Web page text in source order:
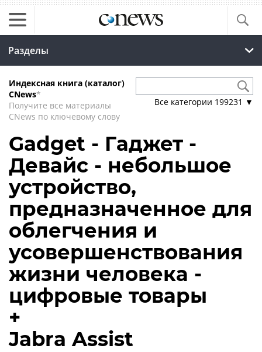
Разделы
Индексная книга (каталог)
CNews*
Получите все материалы
CNews по ключевому слову
Все категории 199231 ▼
Gadget - Гаджет -
Девайс - небольшое
устройство,
предназначенное для
облегчения и
усовершенствования
жизни человека -
цифровые товары
+
Jabra Assist